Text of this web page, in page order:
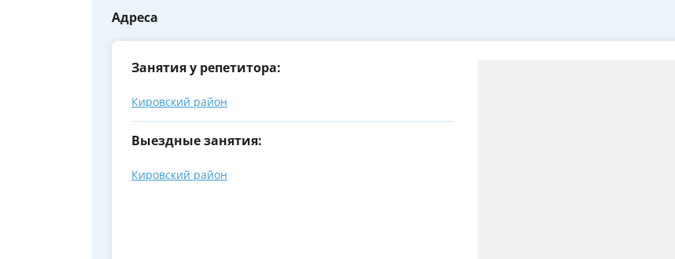
Адреса
Занятия у репетитора:
Кировский район
Выездные занятия:
Кировский район